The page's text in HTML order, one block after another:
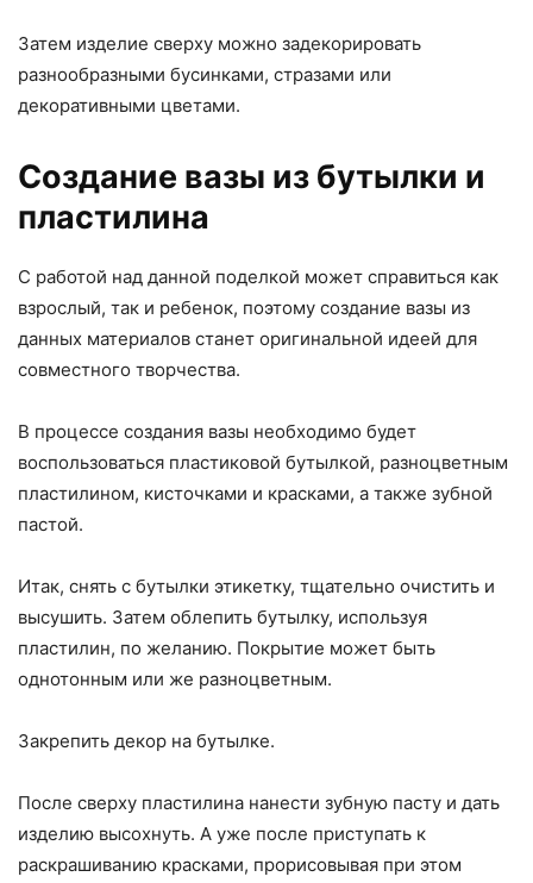
Затем изделие сверху можно задекорировать
разнообразными бусинками, стразами или
декоративными цветами.
Создание вазы из бутылки и
пластилина
С работой над данной поделкой может справиться как
взрослый, так и ребенок, поэтому создание вазы из
данных материалов станет оригинальной идеей для
совместного творчества.
В процессе создания вазы необходимо будет
воспользоваться пластиковой бутылкой, разноцветным
пластилином, кисточками и красками, а также зубной
пастой.
Итак, снять с бутылки этикетку, тщательно очистить и
высушить. Затем облепить бутылку, используя
пластилин, по желанию. Покрытие может быть
однотонным или же разноцветным.
Закрепить декор на бутылке.
После сверху пластилина нанести зубную пасту и дать
изделию высохнуть. А уже после приступать к
раскрашиванию красками, прорисовывая при этом